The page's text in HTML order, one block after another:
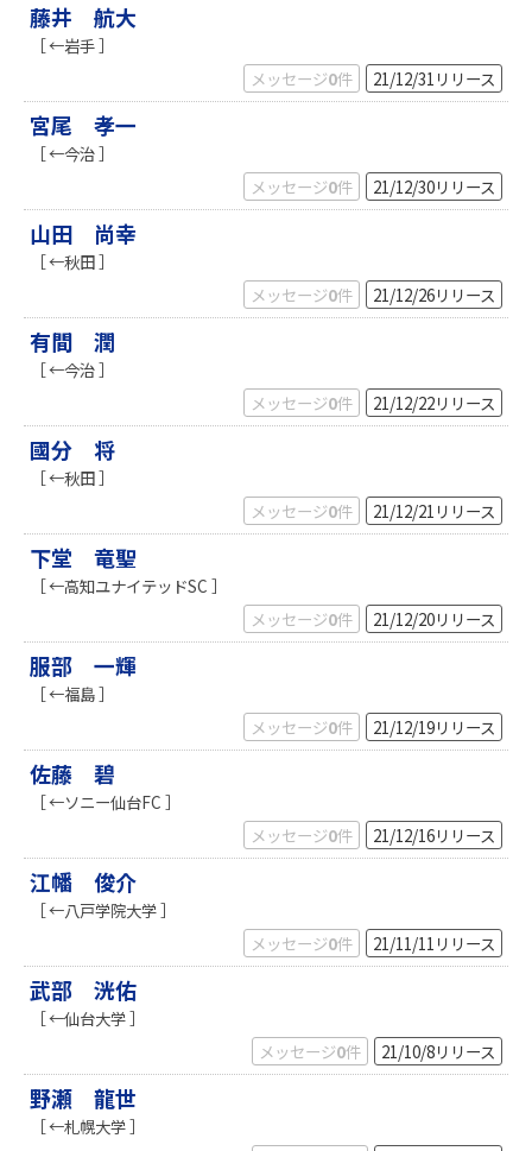
藤井 航大
［ ←岩手 ］
メッセージ0件 21/12/31 リリース
宮尾 孝一
［ ←今治 ］
メッセージ0件 21/12/30リリース
山田 尚幸
［ ←秋田 ］
メッセージ0件 21/12/26リリース
有間 潤
［ ←今治 ］
メッセージ0件 21/12/22リリース
國分 将
［ ←秋田 ］
メッセージ0件 21/12/21 リリース
下堂 竜聖
［ ←高知ユナイテッドSC ］
メッセージ0件 21/12/20リリース
服部 一輝
［ ←福島 ］
メッセージ0件 21/12/19リリース
佐藤 碧
［ ←ソニー仙台FC ］
メッセージ0件 21/12/16リリース
江幡 俊介
［ ←八戸学院大学 ］
メッセージ0件 21/11/11 リリース
武部 洸佑
［ ←仙台大学 ］
メッセージ0件 21/10/8リリース
野瀬 龍世
［ ←札幌大学 ］